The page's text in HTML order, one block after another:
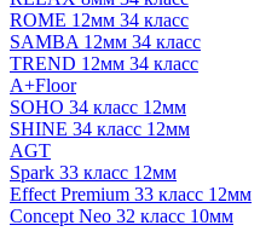
ROME 12мм 34 класс
SAMBA 12мм 34 класс
TREND 12мм 34 класс
A+Floor
SOHO 34 класс 12мм
SHINE 34 класс 12мм
AGT
Spark 33 класс 12мм
Effect Premium 33 класс 12мм
Concept Neo 32 класс 10мм